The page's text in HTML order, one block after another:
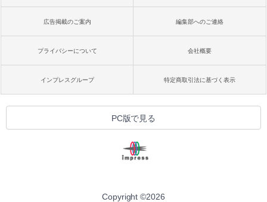
Robloxギフトカード - 1000 Robux 【限
定バーチャルアイテムを含む】 【オンラ
ラインコード版
ト): Java & Bedrock Edition | オンライ
ンコード版
￥3,600
1冊ですべて身につくHTML & CSSとWe
bデザイン入門講座［第2版］
￥2,326
ードウェア・市販ソフトウェアのパーフ
ェクトリストと最新エミュレータ紹介
Amazon Kindle Colorsoft | 16GBストレ
ージ、防水、7インチカラーディスプレ
イ、色調調節ライト、最大8週間持続バッ
テリー、広告無し、ブラック (2025年発
売)
￥31,980
New Amazon Kindle Scribe Colorsoft |
11インチカラーディスプレイ、64GBスト
き、グラファイト
広告掲載のご案内 編集部へのご連絡
プライバシーについて 会社概要
インプレスグループ 特定商取引法に基づく表示
PC版で見る
Copyright ©2026